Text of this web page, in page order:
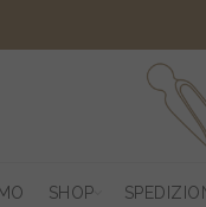
SHOP